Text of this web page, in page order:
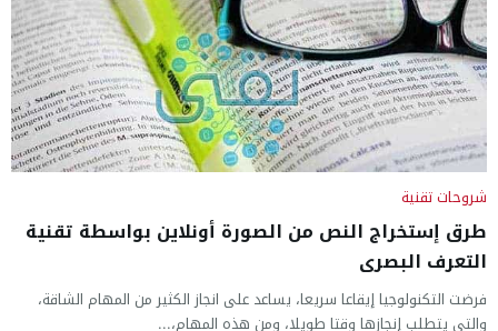
شروحات تقنية
طرق إستخراج النص من الصورة أونلاين بواسطة تقنية
التعرف البصرى
فرضت التكنولوجيا إيقاعا سريعا، يساعد على انجاز الكثير من المهام الشاقة،
والتى يتطلب إنجازها وقتا طويلا، ومن هذه المهام،...